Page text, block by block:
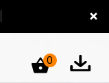
×
0